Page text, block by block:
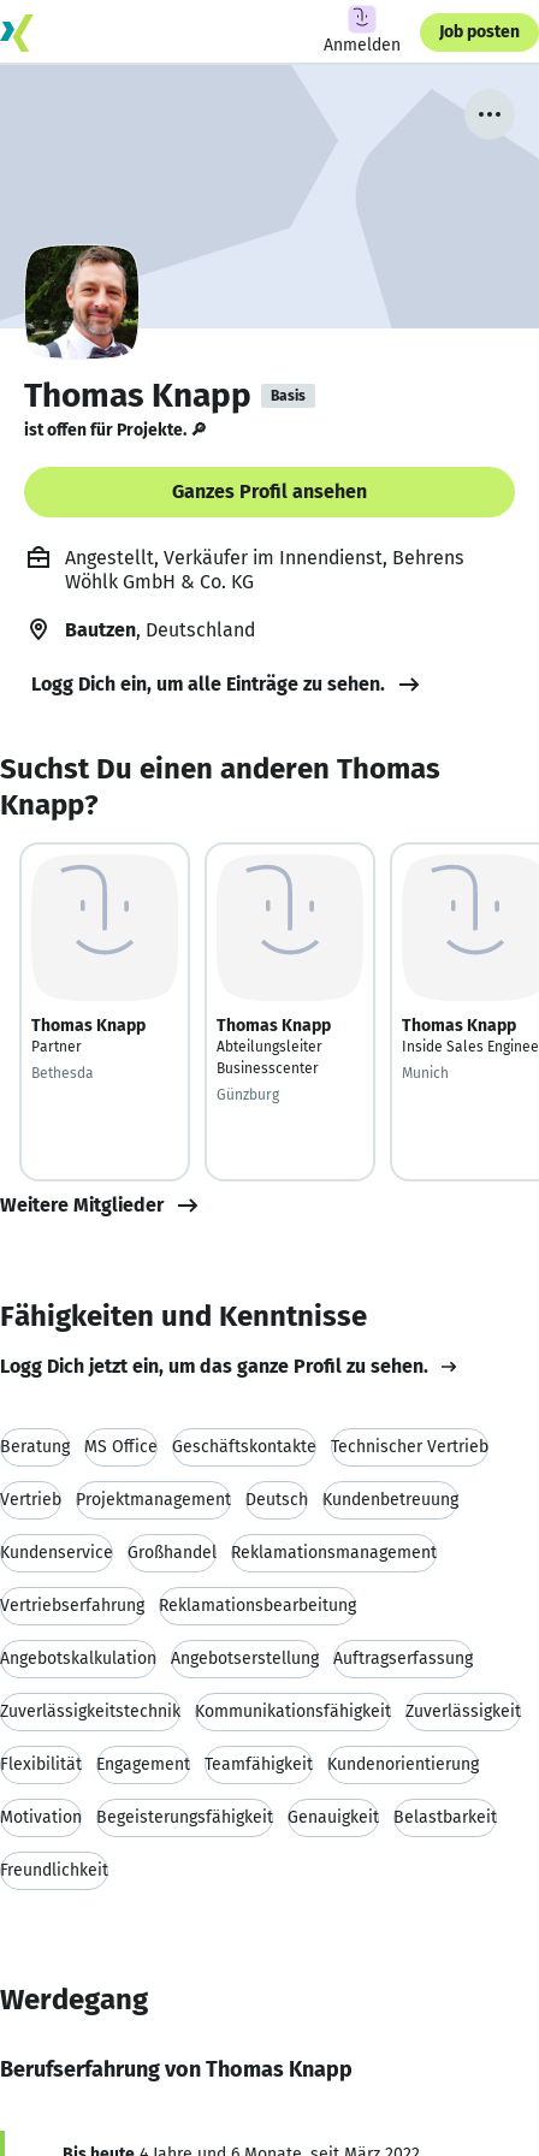
Anmelden
Job posten
Thomas Knapp Basis
ist offen für Projekte. 🔎
Ganzes Profil ansehen
Angestellt, Verkäufer im Innendienst, Behrens
Wöhlk GmbH & Co. KG
Bautzen, Deutschland
Logg Dich ein, um alle Einträge zu sehen.
Suchst Du einen anderen Thomas
Knapp?
Thomas Knapp
Partner
Bethesda
Thomas Knapp
Abteilungsleiter
Businesscenter
Günzburg
Thomas Knapp
Inside Sales
Munich
Weitere Mitglieder
Fähigkeiten und Kenntnisse
Logg Dich jetzt ein, um das ganze Profil zu sehen.
Beratung MS Office Geschäftskontakte Technischer Vertrieb
Vertrieb Projektmanagement Deutsch Kundenbetreuung
Kundenservice Großhandel Reklamationsmanagement
Vertriebserfahrung Reklamationsbearbeitung
Angebotskalkulation Angebotserstellung Auftragserfassung
Zuverlässigkeitstechnik Kommunikationsfähigkeit Zuverlässigkeit
Flexibilität Engagement Teamfähigkeit Kundenorientierung
Motivation Begeisterungsfähigkeit Genauigkeit Belastbarkeit
Freundlichkeit
Werdegang
Berufserfahrung von Thomas Knapp